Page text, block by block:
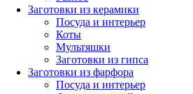
Заготовки из керамики
Посуда и интерьер
Коты
Мультяшки
Заготовки из гипса
Заготовки из фарфора
Посуда и интерьер